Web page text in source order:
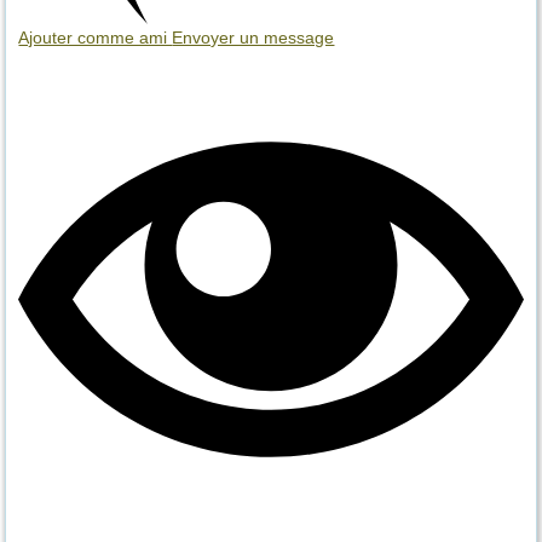
Ajouter comme ami Envoyer un message